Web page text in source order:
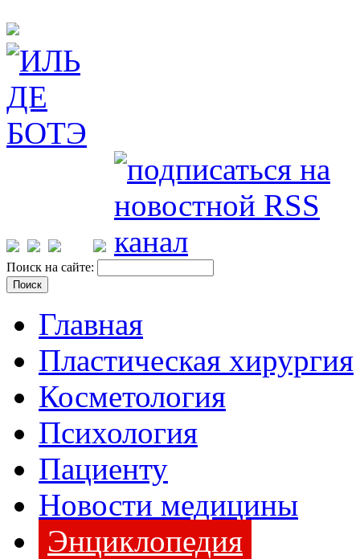
Поиск на сайте:
Главная
Пластическая хирургия
Косметология
Психология
Пациенту
Новости медицины
Энциклопедия